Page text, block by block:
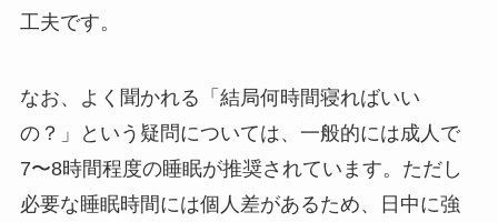
工夫です。
なお、よく聞かれる「結局何時間寝ればいい
の？」という疑問については、一般的には成人で
7〜8時間程度の睡眠が推奨されています。ただし
必要な睡眠時間には個人差があるため、日中に強